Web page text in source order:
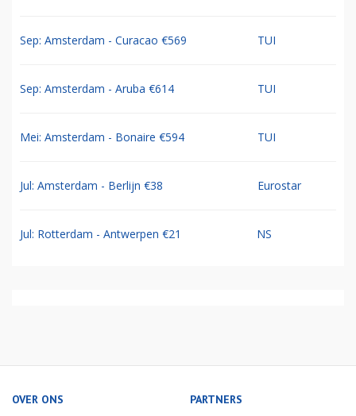
Sep: Amsterdam - Curacao €569 TUI
Sep: Amsterdam - Aruba €614 TUI
Mei: Amsterdam - Bonaire €594 TUI
Jul: Amsterdam - Berlijn €38 Eurostar
Jul: Rotterdam - Antwerpen €21 NS
OVER ONS PARTNERS